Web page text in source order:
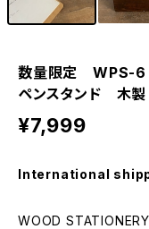
数量限定 WPS-
ペンスタンド 木
¥7,999
International
WOOD